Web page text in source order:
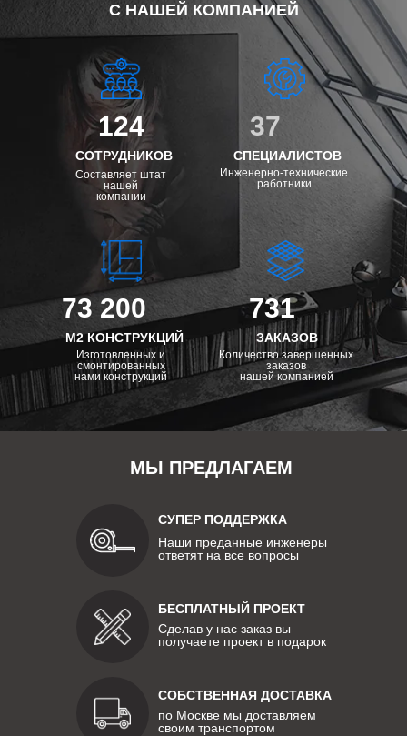
С НАШЕЙ КОМПАНИЕЙ
124
СОТРУДНИКОВ
Составляет штат
нашей
компании
73 200
М2 КОНСТРУКЦИЙ
Изготовленных и
смонтированных
нами конструкций
731
ЗАКАЗОВ
Количество завершенных
заказов
нашей компанией
37
СПЕЦИАЛИСТОВ
Инженерно-технические
работники
МЫ ПРЕДЛАГАЕМ
СУПЕР ПОДДЕРЖКА
Наши преданные инженеры
ответят на все вопросы
БЕСПЛАТНЫЙ ПРОЕКТ
Сделав у нас заказ вы
получаете проект в подарок
СОБСТВЕННАЯ ДОСТАВКА
по Москве мы доставляем
своим транспортом